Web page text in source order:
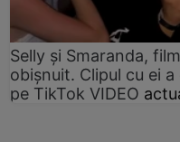
Selly și Smaranda,
obișnuit. Clipul cu ei
pe TikTok VIDEO